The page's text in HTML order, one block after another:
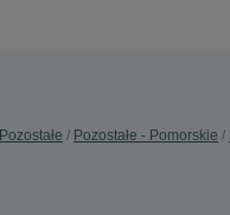
Pozostałe Pozostałe - Pomorskie